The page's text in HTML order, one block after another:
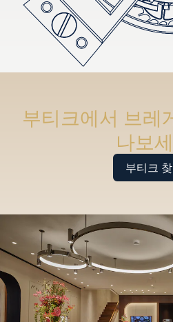
부티크에서 브레
나보
부티크